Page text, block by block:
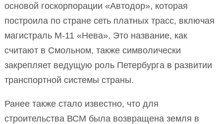
основой госкорпорации «Автодор», которая
построила по стране сеть платных трасс, включая
магистраль М-11 «Нева». Это название, как
считают в Смольном, также символически
закрепляет ведущую роль Петербурга в развитии
транспортной системы страны.
Ранее также стало известно, что для
строительства ВСМ была возвращена земля в